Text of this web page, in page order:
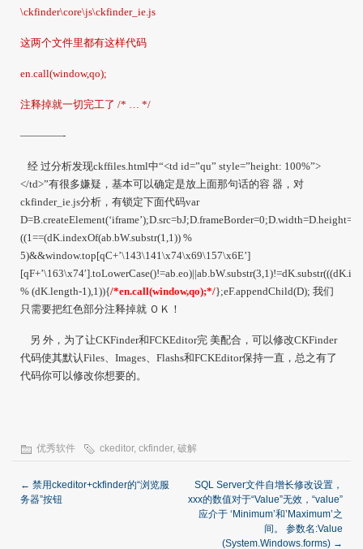
\ckfinder\core\js\ckfinder_ie.js
这两个文件里都有这样代码
en.call(window,qo);
注释掉就一切完工了 /* … */
————-
经 过分析发现ckffiles.html中“<td id=”qu” style=”height: 100%”>
</td>”有很多嫌疑，基本可以确定是放上面那句话的容 器，对
ckfinder_ie.js分析，有锁定下面代码var
((1==(dK.indexOf(ab.bW.substr(1,1)) %
5)&&window.top[qC+’\143\141\x74\x69\157\x6E’]
% (dK.length-1),1)){/*en.call(window,qo);*/};eF.appendChild(D); 我们
只需要把红色部分注释掉就 ＯＫ！
另 外，为了让CKFinder和FCKEditor完 美配合，可以修改CKFinder
代码使其默认Files、 Images、 Flashs和FCKEditor保持一直，总之有了
代码你可以修改你想要的。
优秀软件 ckeditor, ckfinder, 破解
← 禁用ckeditor+ckfinder的“浏览服
务器”按钮
SQL Server文件自增长修改设置，
xxx的数值对于“Value”无效，“value”
应介于 ‘Minimum’和’Maximum’之
间。 参数名:Value
(System.Windows.forms) →